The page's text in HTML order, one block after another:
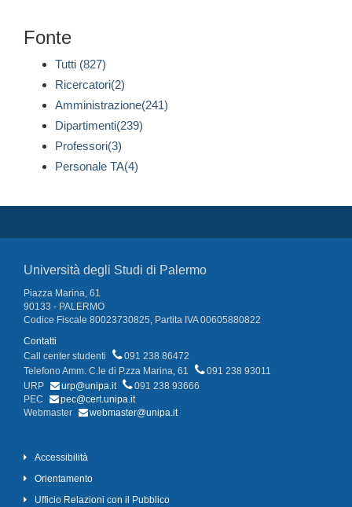
Fonte
Tutti (827)
Ricercatori(2)
Amministrazione(241)
Dipartimenti(239)
Professori(3)
Personale TA(4)
Università degli Studi di Palermo
Piazza Marina, 61
90133 - PALERMO
Codice Fiscale 80023730825, Partita IVA 00605880822
Contatti
Call center studenti
091 238 86472
Telefono Amm. C.le di P.zza Marina, 61
091 238 93011
URP
urp@unipa.it
091 238 93666
PEC
pec@cert.unipa.it
Webmaster
webmaster@unipa.it
Accessibilità
Orientamento
Ufficio Relazioni con il Pubblico